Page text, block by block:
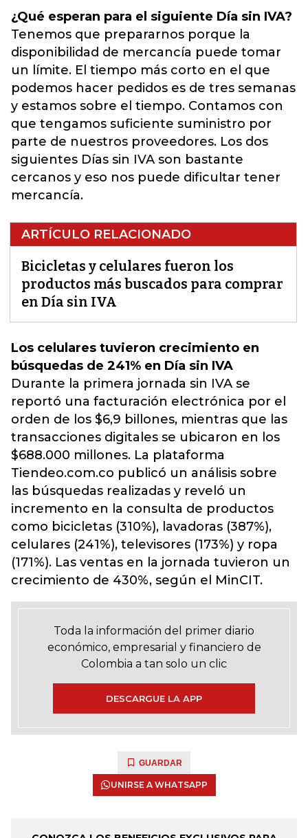
¿Qué esperan para el siguiente Día sin IVA?
Tenemos que prepararnos porque la
disponibilidad de mercancía puede tomar
un límite. El tiempo más corto en el que
podemos hacer pedidos es de tres semanas
y estamos sobre el tiempo. Contamos con
que tengamos suficiente suministro por
parte de nuestros proveedores. Los dos
siguientes Días sin IVA son bastante
cercanos y eso nos puede dificultar tener
mercancía.
ARTÍCULO RELACIONADO
Bicicletas y celulares fueron los
productos más buscados para comprar
en Día sin IVA
Los celulares tuvieron crecimiento en
búsquedas de 241% en Día sin IVA
Durante la primera jornada sin IVA se
reportó una facturación electrónica por el
orden de los $6,9 billones, mientras que las
transacciones digitales se ubicaron en los
$688.000 millones. La plataforma
Tiendeo.com.co publicó un análisis sobre
las búsquedas realizadas y reveló un
incremento en la consulta de productos
como bicicletas (310%), lavadoras (387%),
celulares (241%), televisores (173%) y ropa
(171%). Las ventas en la jornada tuvieron un
crecimiento de 430%, según el MinCIT.
Toda la información del primer diario
económico, empresarial y financiero de
Colombia a tan solo un clic
DESCARGUE LA APP
GUARDAR
UNIRSE A WHATSAPP